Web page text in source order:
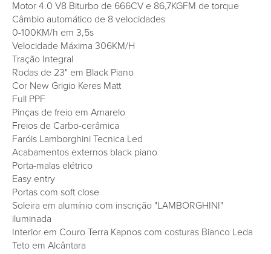
Motor 4.0 V8 Biturbo de 666CV e 86,7KGFM de torque
Câmbio automático de 8 velocidades
0-100KM/h em 3,5s
Velocidade Máxima 306KM/H
Tração Integral
Rodas de 23" em Black Piano
Cor New Grigio Keres Matt
Full PPF
Pinças de freio em Amarelo
Freios de Carbo-cerâmica
Faróis Lamborghini Tecnica Led
Acabamentos externos black piano
Porta-malas elétrico
Easy entry
Portas com soft close
Soleira em alumínio com inscrição "LAMBORGHINI"
iluminada
Interior em Couro Terra Kapnos com costuras Bianco Leda
Teto em Alcântara